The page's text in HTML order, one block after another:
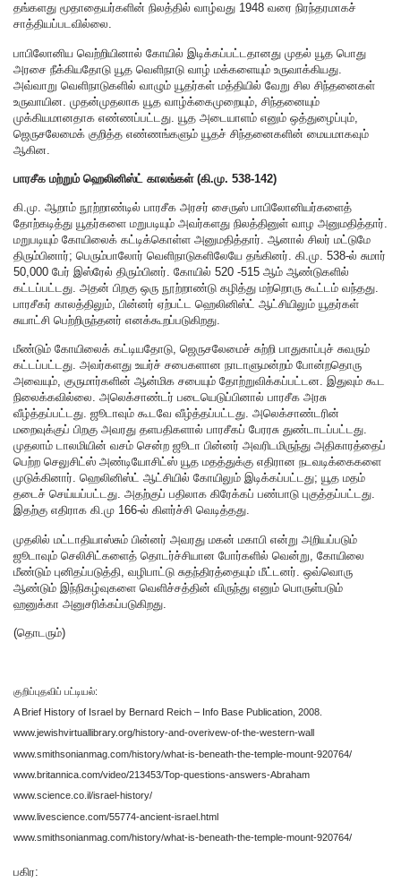
தங்களது மூதாதையர்களின் நிலத்தில் வாழ்வது 1948 வரை நிரந்தரமாகச்
சாத்தியப்படவில்லை.
பாபிலோனிய வெற்றியினால் கோயில் இடிக்கப்பட்டதானது முதல் யூத பொது
அரசை நீக்கியதோடு யூத வெளிநாடு வாழ் மக்களையும் உருவாக்கியது.
அவ்வாறு வெளிநாடுகளில் வாழும் யூதர்கள் மத்தியில் வேறு சில சிந்தனைகள்
உருவாயின. முதன்முதலாக யூத வாழ்க்கைமுறையும், சிந்தனையும்
முக்கியமானதாக எண்ணப்பட்டது. யூத அடையாளம் எனும் ஒத்துழைப்பும்,
ஜெருசலேமைக் குறித்த எண்ணங்களும் யூதச் சிந்தனைகளின் மையமாகவும்
ஆகின.
பாரசீக மற்றும் ஹெலினிஸ்ட் காலங்கள் (கி.மு. 538-142)
கி.மு. ஆறாம் நூற்றாண்டில் பாரசீக அரசர் சைருஸ் பாபிலோனியர்களைத்
தோற்கடித்து யூதர்களை மறுபடியும் அவர்களது நிலத்தினுள் வாழ அனுமதித்தார்.
மறுபடியும் கோயிலைக் கட்டிக்கொள்ள அனுமதித்தார். ஆனால் சிலர் மட்டுமே
திரும்பினார்; பெரும்பாலோர் வெளிநாடுகளிலேயே தங்கினர். கி.மு. 538-ல் சுமார்
50,000 பேர் இஸ்ரேல் திரும்பினர். கோயில் 520 -515 ஆம் ஆண்டுகளில்
கட்டப்பட்டது. அதன் பிறகு ஒரு நூற்றாண்டு கழித்து மற்றொரு கூட்டம் வந்தது.
பாரசீகர் காலத்திலும், பின்னர் ஏற்பட்ட ஹெலினிஸ்ட் ஆட்சியிலும் யூதர்கள்
சுயாட்சி பெற்றிருந்தனர் எனக்கூறப்படுகிறது.
மீண்டும் கோயிலைக் கட்டியதோடு, ஜெருசலேமைச் சுற்றி பாதுகாப்புச் சுவரும்
கட்டப்பட்டது. அவர்களது உயர்ச் சபைகளான நாடாளுமன்றம் போன்றதொரு
அவையும், குருமார்களின் ஆன்மிக சபையும் தோற்றுவிக்கப்பட்டன. இதுவும் கூட
நிலைக்கவில்லை. அலெக்சாண்டர் படையெடுப்பினால் பாரசீக அரசு
வீழ்த்தப்பட்டது. ஜூடாவும் கூடவே வீழ்த்தப்பட்டது. அலெக்சாண்டரின்
மறைவுக்குப் பிறகு அவரது தளபதிகளால் பாரசீகப் பேரரசு துண்டாடப்பட்டது.
முதலாம் டாலமியின் வசம் சென்ற ஜூடா பின்னர் அவரிடமிருந்து அதிகாரத்தைப்
பெற்ற செலுசிட்ஸ் அண்டியோசிட்ஸ் யூத மதத்துக்கு எதிரான நடவடிக்கைகளை
முடுக்கினார். ஹெலினிஸ்ட் ஆட்சியில் கோயிலும் இடிக்கப்பட்டது; யூத மதம்
தடைச் செய்யப்பட்டது. அதற்குப் பதிலாக கிரேக்கப் பண்பாடு புகுத்தப்பட்டது.
இதற்கு எதிராக கி.மு 166-ல் கிளர்ச்சி வெடித்தது.
முதலில் மட்டாதியாஸ்சும் பின்னர் அவரது மகன் மகாபி என்று அறியப்படும்
ஜூடாவும் செலிசிட்களைத் தொடர்ச்சியான போர்களில் வென்று, கோயிலை
மீண்டும் புனிதப்படுத்தி, வழிபாட்டு சுதந்திரத்தையும் மீட்டனர். ஒவ்வொரு
ஆண்டும் இந்நிகழ்வுகளை வெளிச்சத்தின் விருந்து எனும் பொருள்படும்
ஹனுக்கா அனுசரிக்கப்படுகிறது.
(தொடரும்)
குறிப்புதவிப் பட்டியல்:
A Brief History of Israel by Bernard Reich – Info Base Publication, 2008.
www.jewishvirtuallibrary.org/history-and-overivew-of-the-western-wall
www.smithsonianmag.com/history/what-is-beneath-the-temple-mount-920764/
www.britannica.com/video/213453/Top-questions-answers-Abraham
www.science.co.il/israel-history/
www.livescience.com/55774-ancient-israel.html
www.smithsonianmag.com/history/what-is-beneath-the-temple-mount-920764/
பகிர: